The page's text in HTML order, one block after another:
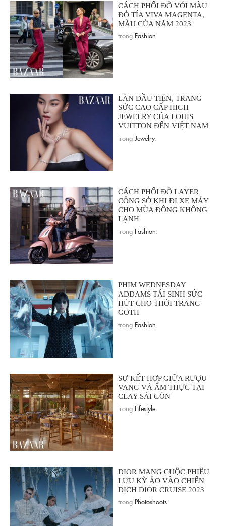
CÁCH PHỐI ĐỒ VỚI MÀU
ĐỎ TÍA VIVA MAGENTA,
MÀU CỦA NĂM 2023
trong Fashion
LẦN ĐẦU TIÊN, TRANG
SỨC CAO CẤP HIGH
JEWELRY CỦA LOUIS
VUITTON ĐẾN VIỆT NAM
trong Jewelry.
CÁCH PHỐI ĐỒ LAYER
CÔNG SỞ KHI ĐI XE MÁY
CHO MÙA ĐÔNG KHÔNG
LẠNH
trong Fashion
PHIM WEDNESDAY
ADDAMS TÁI SINH SỨC
HÚT CHO THỜI TRANG
GOTH
trong Fashion
SỰ KẾT HỢP GIỮA RƯỢU
VANG VÀ ẨM THỰC TẠI
CLAY SÀI GÒN
trong Lifestyle
DIOR MANG CUỘC PHIÊU
LƯU KỲ ẢO VÀO CHIẾN
DỊCH DIOR CRUISE 2023
trong Photoshoots